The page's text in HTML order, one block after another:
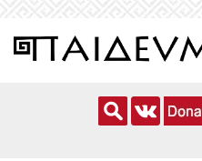
основному